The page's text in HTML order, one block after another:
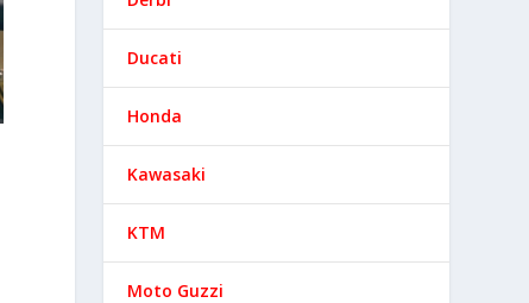
Ducati
Honda
Kawasaki
KTM
Moto Guzzi